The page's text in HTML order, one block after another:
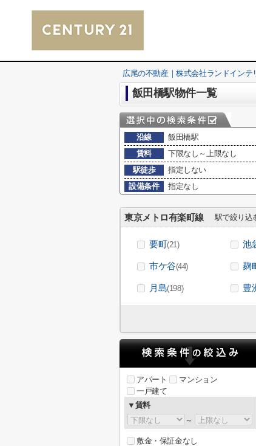
広尾の不動産｜株式会社ランドインテ
飯田橋駅物件一覧
沿線
飯田橋駅
賃料
下限なし～上限なし
駅徒歩
指定しない
設備条件
指定なし
東京メトロ有楽町線 駅で絞り込
要町(21) 池
市ケ谷(44) 麹
月島(198) 豊
アパート
マンション
一戸建て
▼賃料
～
敷金・保証金なし